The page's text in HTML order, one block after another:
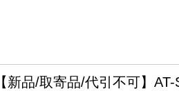
【新品/取寄品/代引不可】